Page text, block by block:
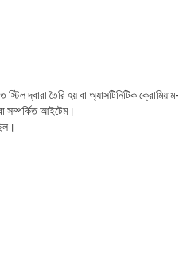
দ্বারা তৈরি হয় বা অ্যাসটিনিটিক ক্রোমিয়াম-
বা সম্পর্কিত আইটেম।